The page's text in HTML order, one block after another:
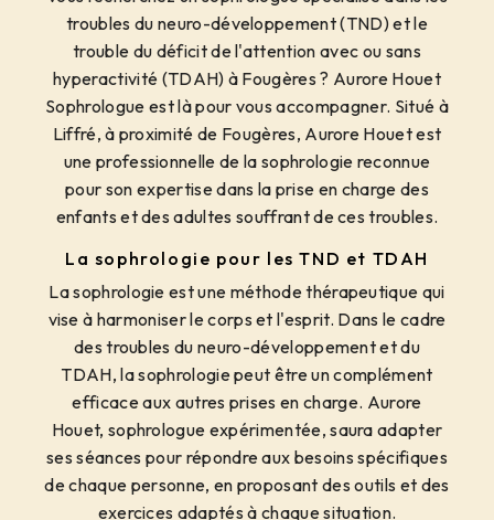
troubles du neuro-développement (TND) et le
trouble du déficit de l'attention avec ou sans
hyperactivité (TDAH) à Fougères ? Aurore Houet
Sophrologue est là pour vous accompagner. Situé à
Liffré, à proximité de Fougères, Aurore Houet est
une professionnelle de la sophrologie reconnue
pour son expertise dans la prise en charge des
enfants et des adultes souffrant de ces troubles.
La sophrologie pour les TND et TDAH
La sophrologie est une méthode thérapeutique qui
vise à harmoniser le corps et l'esprit. Dans le cadre
des troubles du neuro-développement et du
TDAH, la sophrologie peut être un complément
efficace aux autres prises en charge. Aurore
Houet, sophrologue expérimentée, saura adapter
ses séances pour répondre aux besoins spécifiques
de chaque personne, en proposant des outils et des
exercices adaptés à chaque situation.